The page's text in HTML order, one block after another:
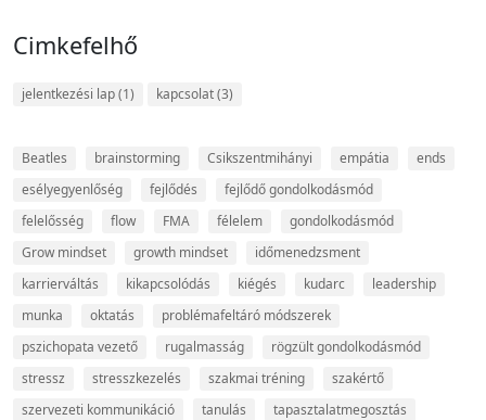
Cimkefelhő
jelentkezési lap(1) kapcsolat(3)
Beatles brainstorming Csikszentmihányi empátia
ends
esélyegyenlőség
fejlődés
fejlődő gondolkodásmód
felelősség
flow FMA félelem
gondolkodásmód
Grow mindset
growth mindset
időmenedzsment
karrierváltás
kikapcsolódás kiégés kudarc
leadership
munka
oktatás
problémafeltáró módszerek
pszichopata vezető
rugalmasság
rögzült gondolkodásmód
stressz
stresszkezelés szakmai tréning
szakértő
szervezeti kommunikáció
tanulás tapasztalatmegosztás